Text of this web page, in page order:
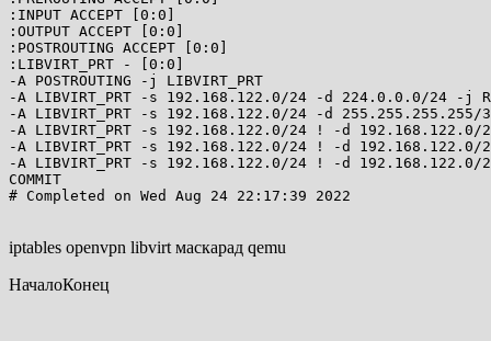
:INPUT ACCEPT [0:0]
:OUTPUT ACCEPT [0:0]
:POSTROUTING ACCEPT [0:0]
:LIBVIRT_PRT - [0:0]
-A POSTROUTING -j LIBVIRT_PRT
-A LIBVIRT_PRT -s 192.168.122.0/24 -d 224.0.0.0/24 -j
-A LIBVIRT_PRT -s 192.168.122.0/24 -d 255.255.255.255/
-A LIBVIRT_PRT -s 192.168.122.0/24 ! -d 192.168.122.0/
-A LIBVIRT_PRT -s 192.168.122.0/24 ! -d 192.168.122.0/
-A LIBVIRT_PRT -s 192.168.122.0/24 ! -d 192.168.122.0/24
COMMIT
# Completed on Wed Aug 24 22:17:39 2022
iptables openvpn libvirt маскарад qemu
НачалоКонец